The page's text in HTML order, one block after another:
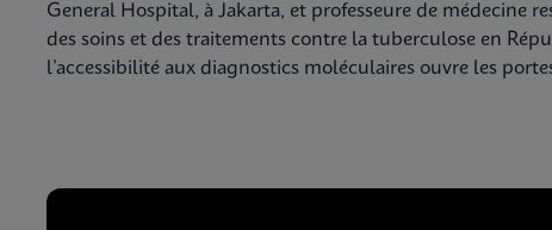
General Hospital, à Jakarta, et professeure de médecine
des soins et des traitements contre la tuberculose en
l’accessibilité aux diagnostics moléculaires ouvre les